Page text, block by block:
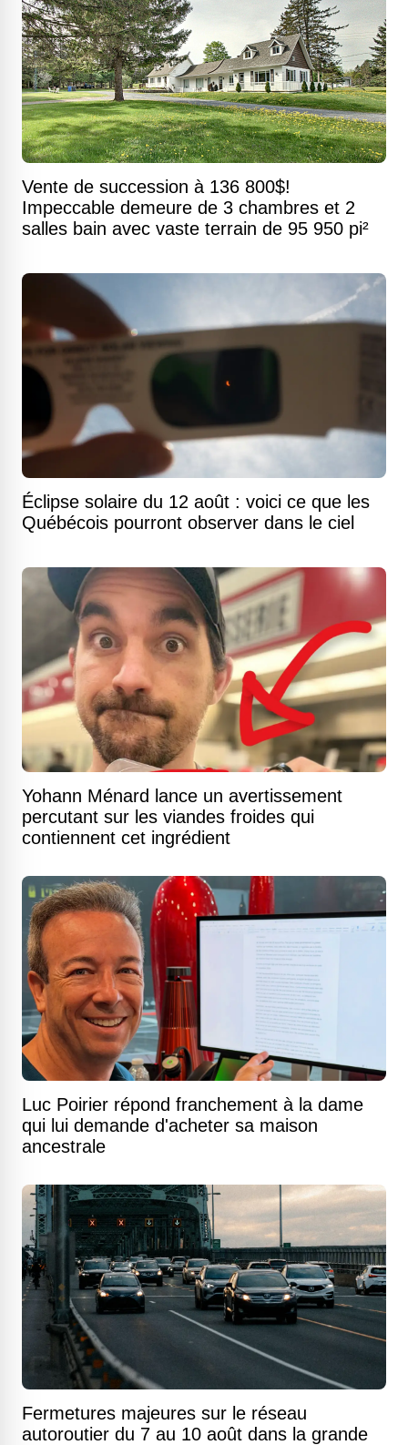
Vente de succession à 136 800$!
Impeccable demeure de 3 chambres et 2
salles bain avec vaste terrain de 95 950 pi²
Éclipse solaire du 12 août : voici ce que les
Québécois pourront observer dans le ciel
Yohann Ménard lance un avertissement
percutant sur les viandes froides qui
contiennent cet ingrédient
Luc Poirier répond franchement à la dame
qui lui demande d'acheter sa maison
ancestrale
Fermetures majeures sur le réseau
autoroutier du 7 au 10 août dans la grande